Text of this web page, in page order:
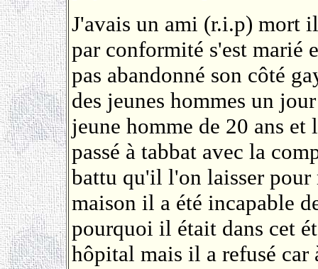
J'avais un ami (r.i.p) mort
par conformité s'est marié
pas abandonné son côté
des jeunes hommes un
jeune homme de 20 ans
passé à tabbat avec la
battu qu'il l'on laisser pour
maison il a été incapable
pourquoi il était dans cet
hôpital mais il a refusé